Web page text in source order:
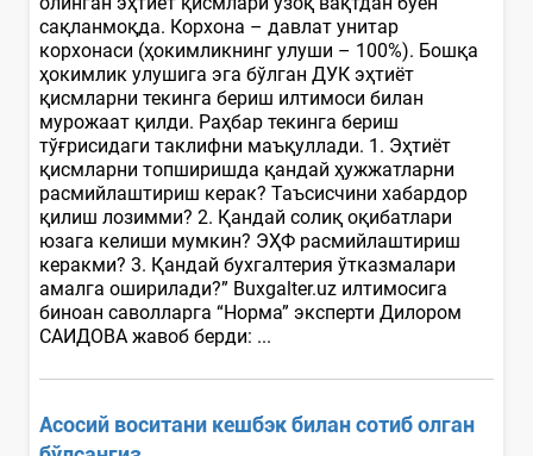
сақланмоқда. Корхона – давлат унитар
корхонаси (ҳокимликнинг улуши – 100%). Бошқа
ҳокимлик улушига эга бўлган ДУК эҳтиёт
қисмларни текинга бериш илтимоси билан
мурожаат қилди. Раҳбар текинга бериш
тўғрисидаги таклифни маъқуллади. 1. Эҳтиёт
қисмларни топширишда қандай ҳужжатларни
расмийлаштириш керак? Таъсисчини хабардор
қилиш лозимми? 2. Қандай солиқ оқибатлари
юзага келиши мумкин? ЭҲФ расмийлаштириш
керакми? 3. Қандай бухгалтерия ўтказмалари
амалга оширилади?” Buxgalter.uz илтимосига
биноан саволларга “Норма” эксперти Дилором
САИДОВА жавоб берди: ...
Асосий воситани кешбэк билан сотиб олган